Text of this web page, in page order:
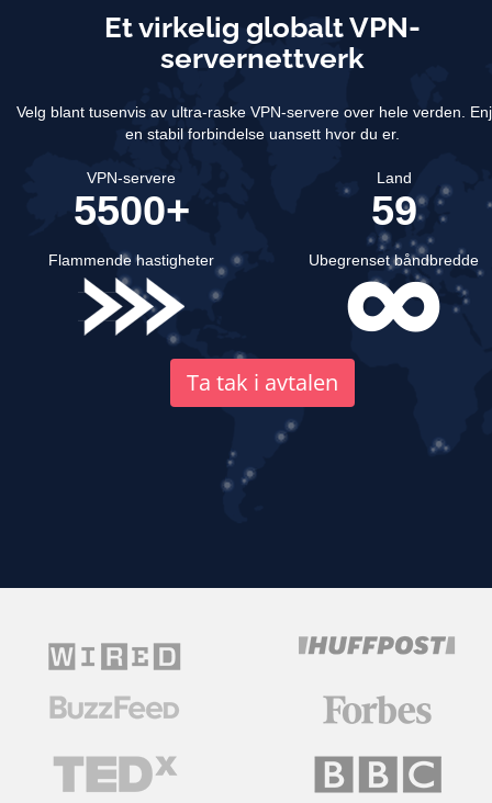
Et virkelig globalt VPN-
servernettverk
Velg blant tusenvis av ultra-raske VPN-servere over hele verden.
en stabil forbindelse uansett hvor du er.
VPN-servere
5500+
Land
59
Flammende hastigheter Ubegrenset båndbredde
Ta tak i avtalen